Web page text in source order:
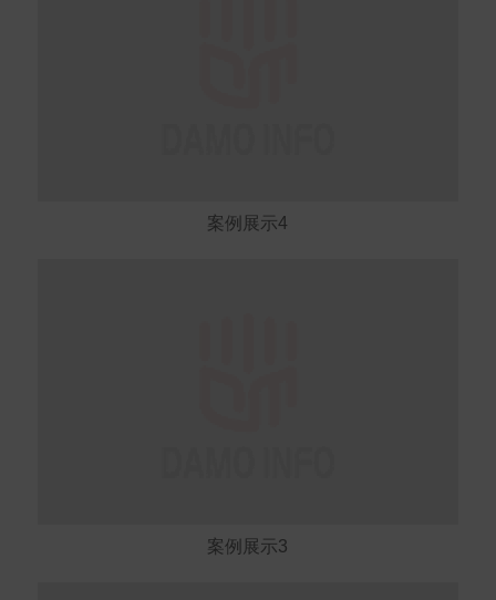
案例展示4
案例展示3